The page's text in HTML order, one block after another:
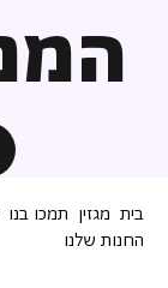
בית מגזין תמכו בנו
החנות שלנו